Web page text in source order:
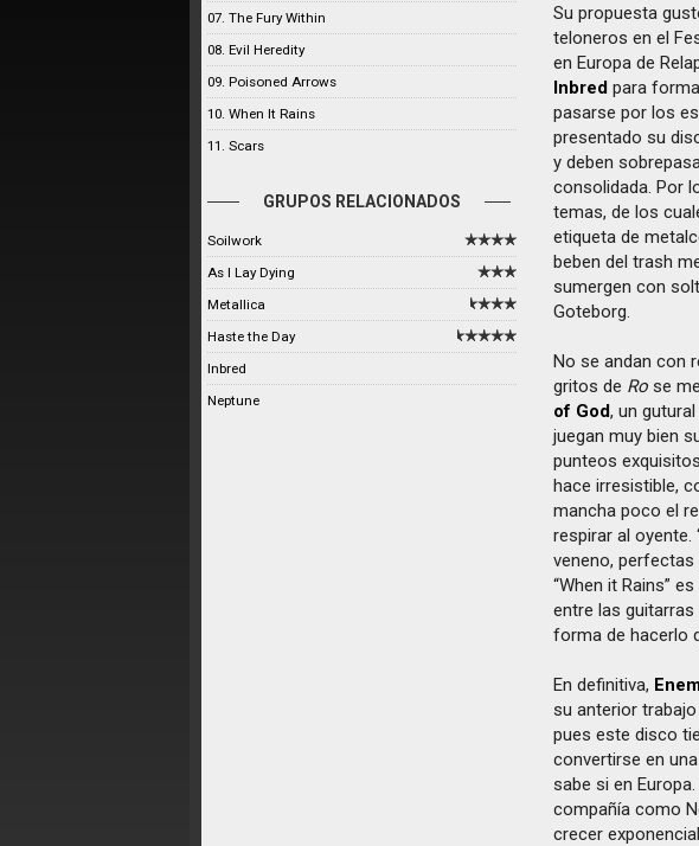
07. The Fury Within
08. Evil Heredity
09. Poisoned Arrows
10. When It Rains
11. Scars
GRUPOS RELACIONADOS
Soilwork
As I Lay Dying
Metallica
Haste the Day
Inbred
Neptune
Su propuesta
teloneros en el
en Europa de
Inbred para
pasarse por los
presentado su
y deben
consolidada. Por
temas, de los
etiqueta de
beben del trash
sumergen con
Goteborg.
No se andan con
gritos de Ro se
of God, un
juegan muy bien
punteos
hace irresistible,
mancha poco el
respirar al oyente.
veneno,
“When it Rains”
entre las guitarras
forma de hacerlo
En definitiva,
su anterior
pues este disco
convertirse en
sabe si en
compañía como
crecer